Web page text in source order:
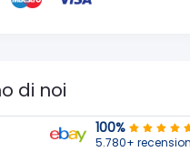
di noi
100%
5.780+